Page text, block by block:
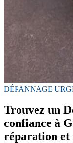
DÉPANNAGE
Trouvez un
confiance à
réparation et